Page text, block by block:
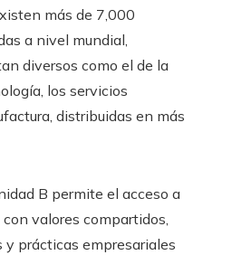
más de 7,000
a nivel mundial,
diversos como el de la
los servicios
distribuidas en más
B permite el acceso a
valores compartidos,
prácticas empresariales